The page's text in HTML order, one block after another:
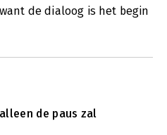
de dialoog is het begin
de paus zal